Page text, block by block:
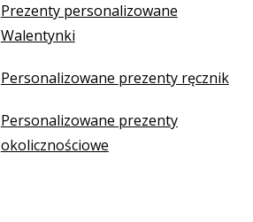
Prezenty personalizowane
Walentynki
Personalizowane prezenty ręcznik
Personalizowane prezenty
okolicznościowe